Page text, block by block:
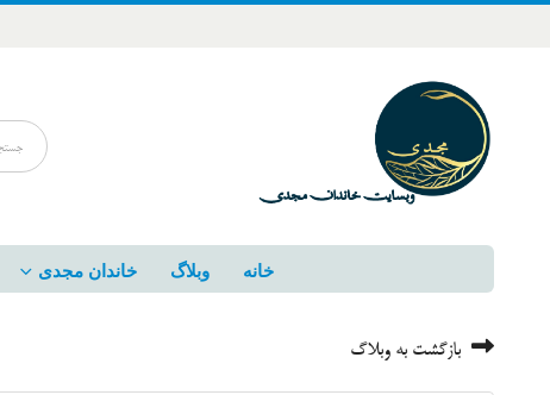
خانه وبلاگ خاندان مجدی
بازگشت به وبلاگ